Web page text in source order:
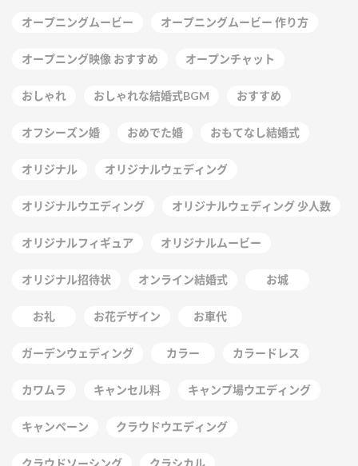
オープニングムービー オープニングムービー 作り方
オープニング映像 おすすめ オープンチャット
おしゃれ おしゃれな結婚式BGM おすすめ
オフシーズン婚 おめでた婚 おもてなし結婚式
オリジナル オリジナルウェディング
オリジナルウエディング オリジナルウェディング 少人数
オリジナルフィギュア オリジナルムービー
オリジナル招待状 オンライン結婚式 お城
お礼 お花デザイン お車代
ガーデンウェディング カラー カラードレス
カワムラ キャンセル料 キャンプ場ウエディング
キャンペーン クラウドウエディング